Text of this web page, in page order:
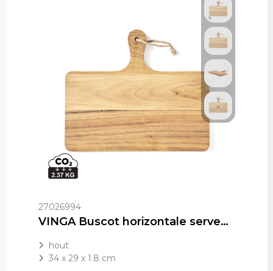
27026994
VINGA Buscot horizontale serveerplank
hout
34 x 29 x 1.8 cm